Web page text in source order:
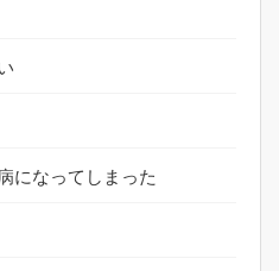
になってしまった